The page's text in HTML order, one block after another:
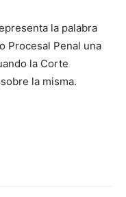
la palabra
Procesal Penal una
la Corte
la misma.